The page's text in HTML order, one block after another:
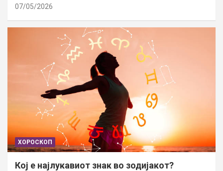
07/05/2026
ХОРОСКОП
Кој е најлукавиот знак во зодијакот?